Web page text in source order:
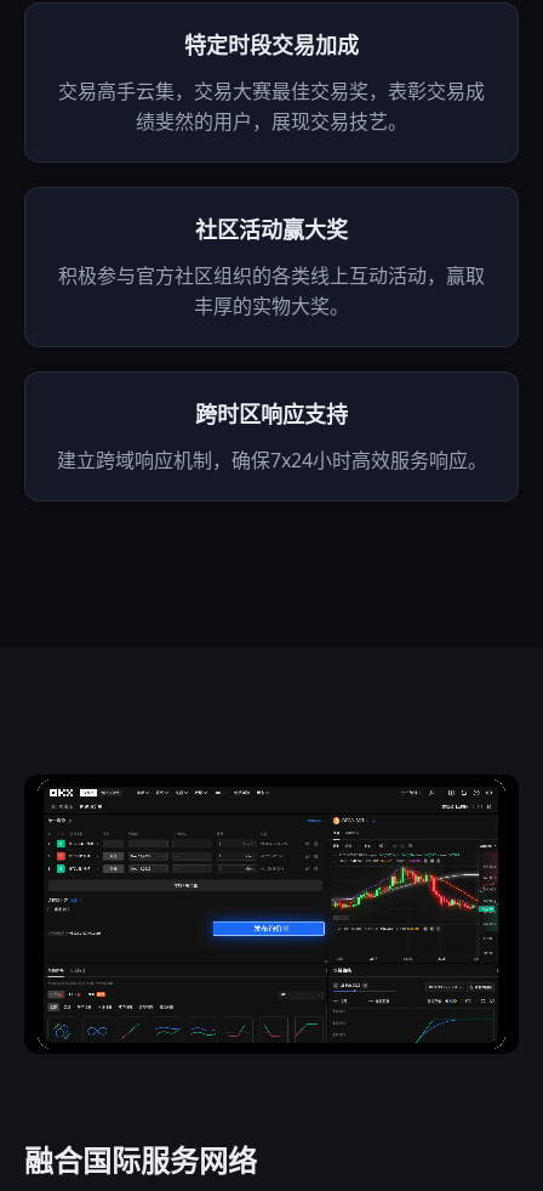
特定时段交易加成
交易高手云集，交易大赛最佳交易奖，表彰交易成
绩斐然的用户，展现交易技艺。
社区活动赢大奖
积极参与官方社区组织的各类线上互动活动，赢取
丰厚的实物大奖。
跨时区响应支持
建立跨域响应机制，确保7x24小时高效服务响应。
融合国际服务网络